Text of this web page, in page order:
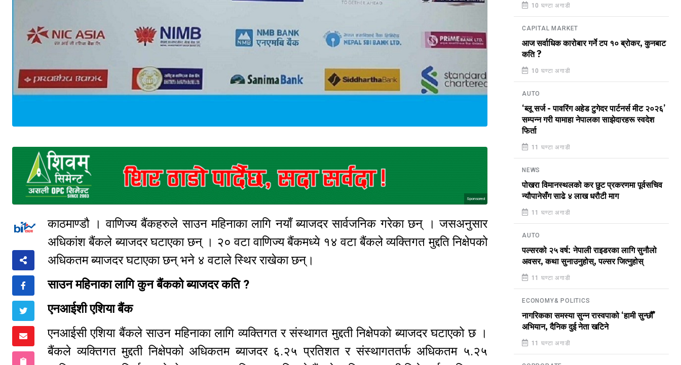
Sponsored
काठमाण्डौ । वाणिज्य बैंकहरुले साउन महिनाका लागि नयाँ ब्याजदर सार्वजनिक गरेका छन् । जसअनुसार
अधिकांश बैंकले ब्याजदर घटाएका छन् । २० वटा वाणिज्य बैंकमध्ये १४ वटा बैंकले व्यक्तिगत मुद्दति निक्षेपको
अधिकतम ब्याजदर घटाएका छन् भने ४ वटाले स्थिर राखेका छन्।
साउन महिनाका लागि कुन बैंकको ब्याजदर कति ?
एनआईशी एशिया बैंक
एनआईसी एशिया बैंकले साउन महिनाका लागि व्यक्तिगत र संस्थागत मुद्दती निक्षेपको ब्याजदर घटाएको छ ।
बैंकले व्यक्तिगत मुद्दती निक्षेपको अधिकतम ब्याजदर ६.२५ प्रतिशत र संस्थागततर्फ अधिकतम ५.२५
10 घण्टा अगाडी
CAPITAL MARKET
आज सर्वाधिक कारोबार गर्ने टप १० ब्रोकर, कुनबाट
कति ?
10 घण्टा अगाडी
AUTO
‘ब्लू सर्ज - पावरिंग अहेड टुगेदर पार्टनर्स मीट २०२६’
सम्पन्न गरी यामाहा नेपालका साझेदारहरू स्वदेश
फिर्ता
11 घण्टा अगाडी
NEWS
पोखरा विमानस्थलको कर छुट प्रकरणमा पूर्वसचिव
न्यौपानेसँग साढे ४ लाख धरौटी माग
11 घण्टा अगाडी
AUTO
पल्सरको २५ वर्ष: नेपाली राइडरका लागि सुनौलो
अवसर, कथा सुनाउनुहोस्, पल्सर जित्नुहोस्
11 घण्टा अगाडी
ECONOMY& POLITICS
नागरिकका समस्या सुन्न रास्वपाको ‘हामी सुन्छौँ’
अभियान, दैनिक दुई नेता खटिने
11 घण्टा अगाडी